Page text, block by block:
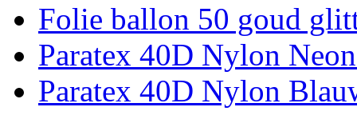
Folie ballon 50 goud
Paratex 40D Nylon
Paratex 40D Nylon